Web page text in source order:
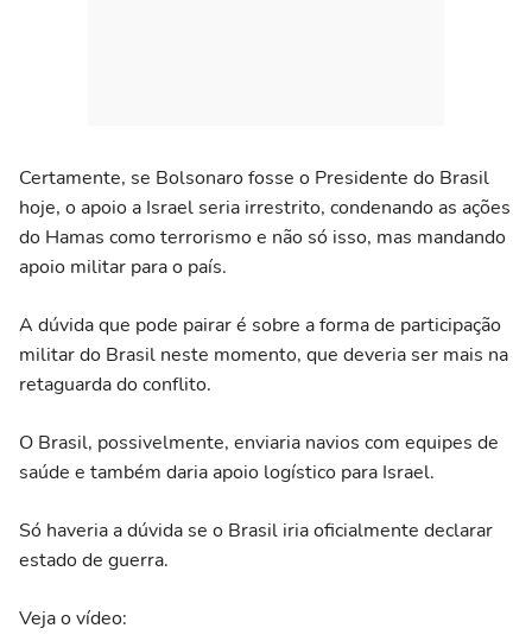
Certamente, se Bolsonaro fosse o Presidente do Brasil
hoje, o apoio a Israel seria irrestrito, condenando as ações
do Hamas como terrorismo e não só isso, mas mandando
apoio militar para o país.
A dúvida que pode pairar é sobre a forma de participação
militar do Brasil neste momento, que deveria ser mais na
retaguarda do conflito.
O Brasil, possivelmente, enviaria navios com equipes de
saúde e também daria apoio logístico para Israel.
Só haveria a dúvida se o Brasil iria oficialmente declarar
estado de guerra.
Veja o vídeo: